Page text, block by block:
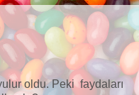
oldu. Peki faydaları